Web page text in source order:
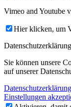
Vimeo and Youtube
Hier klicken, um
Datenschutzerklärung
Sie können unsere
auf unserer
Datenschutzerklärung
Einstellungen